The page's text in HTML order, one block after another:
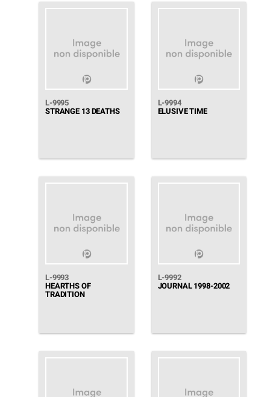
L-9995
STRANGE 13 DEATHS
L-9994
ELUSIVE TIME
L-9993
HEARTHS OF
TRADITION
L-9992
JOURNAL 1998-2002